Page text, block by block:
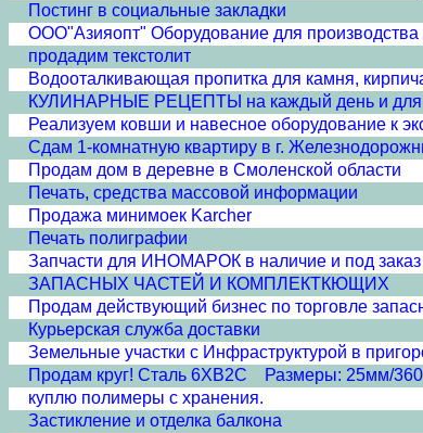
Постинг в социальные закладки
ООО"Азияопт" Оборудование для производства
продадим текстолит
Водооталкивающая пропитка для камня,
КУЛИНАРНЫЕ РЕЦЕПТЫ на каждый день и для
Реализуем ковши и навесное оборудование к
Сдам 1-комнатную квартиру в г.
Продам дом в деревне в Смоленской области
Печать, средства массовой информации
Продажа минимоек Karcher
Печать полиграфии
Запчасти для ИНОМАРОК в наличие и под
ЗАПАСНЫХ ЧАСТЕЙ И КОМПЛЕКТКЮЩИХ
Продам действующий бизнес по торговле
Курьерская служба доставки
Земельные участки с Инфраструктурой в
Продам круг! Сталь 6ХВ2С Размеры: 25мм/360
куплю полимеры с хранения.
Застикление и отделка балкона